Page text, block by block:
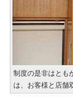
制度の是非はとも
は、お客様と店舗